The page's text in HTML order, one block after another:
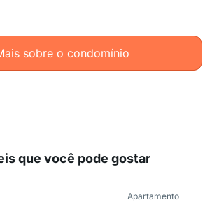
sobre o condomínio
que você pode gostar
Apartamento